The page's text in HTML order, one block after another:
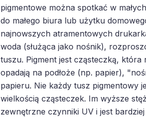
pigmentowe można spotkać w
do małego biura lub użytku
najnowszych atramentowych
woda (służąca jako nośnik),
tuszu. Pigment jest cząsteczką,
opadają na podłoże (np. papier),
papieru. Nie każdy tusz pigmentowy
wielkością cząsteczek. Im wyższe
zewnętrzne czynniki UV i jest